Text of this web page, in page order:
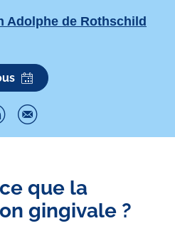
Adolphe de Rothschild
P
r
t
que la
gingivale ?